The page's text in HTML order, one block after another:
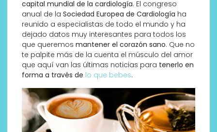
capital mundial de la cardiología. El congreso
anual de la Sociedad Europea de Cardiología ha
reunido a especialistas de todo el mundo y ha
dejado datos muy interesantes para todos los
que queremos mantener el corazón sano. Que no
te palpite más de la cuenta el músculo del amor
que aquí van las últimas noticias para tenerlo en
forma a través de lo que bebes.